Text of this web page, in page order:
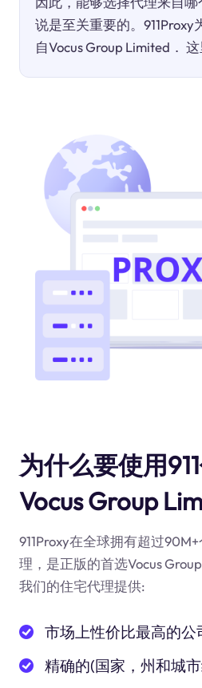
说是至关重要的。
自Vocus Group Limited．
为什么要使用
Vocus Group
911Proxy在全球拥有超过
理，是正版的首选Vocus
我们的住宅代理提供:
市场上性价比最高的公
精确的(国家，州和城